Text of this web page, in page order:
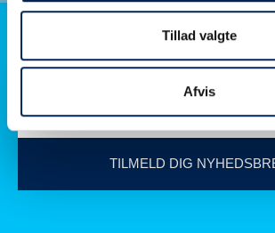
Tillad valgte
Afvis
TILMELD DIG